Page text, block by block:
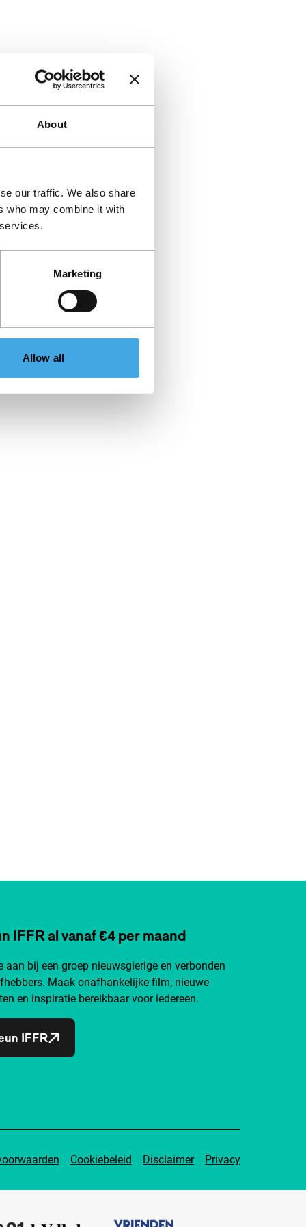
About
our traffic. We also share
who may combine it with
Marketing
Allow all
IFFR al vanaf €4 per maand
aan bij een groep nieuwsgierige en verbonden
Maak onafhankelijke film, nieuwe
en inspiratie bereikbaar voor iedereen.
IFFR
Cookiebeleid Disclaimer Privacy